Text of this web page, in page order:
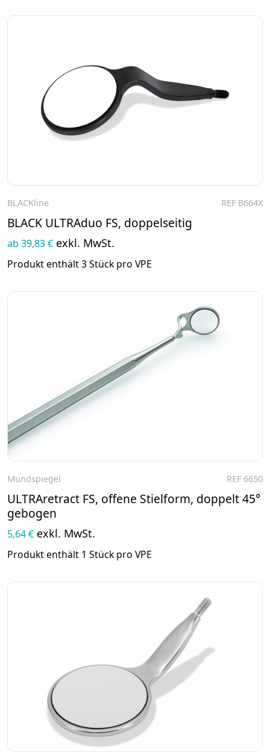
BLACKline REF B664X
BLACK ULTRAduo FS, doppelseitig
ab 39,83 € exkl. MwSt.
Produkt enthält 3 Stück pro VPE
Mundspiegel REF 6650
ULTRAretract FS, offene Stielform, doppelt 45°
gebogen
5,64 € exkl. MwSt.
Produkt enthält 1 Stück pro VPE